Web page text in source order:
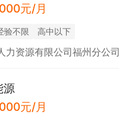
元/月
验不限 高中以下
力资源有限公司福州分公司
源
元/月